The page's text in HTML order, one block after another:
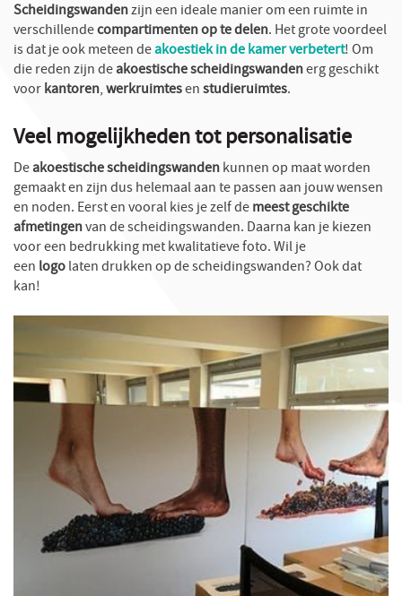
Scheidingswandenzijn een ideale manier om een ruimte in
verschillendecompartimenten op te delen. Het grote voordeel
is dat je ook meteen deakoestiek in de kamer verbetert! Om
die reden zijn deakoestische scheidingswandenerg geschikt
voorkantoren,werkruimtesenstudieruimtes.
Veel mogelijkheden tot personalisatie
Deakoestische scheidingswandenkunnen op maat worden
gemaakt en zijn dus helemaal aan te passen aan jouw wensen
en noden. Eerst en vooral kies je zelf demeest geschikte
afmetingenvan de scheidingswanden. Daarna kan je kiezen
voor een bedrukking met kwalitatieve foto. Wil je
een logolaten drukken op de scheidingswanden? Ook dat
kan!